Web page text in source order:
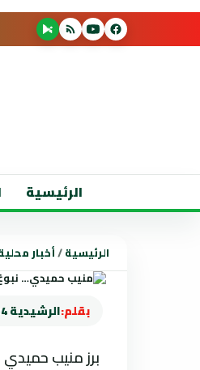
الرئيسية
الرئيسية/أخبار
بقلم:الرشيدية 24..
برز منيب